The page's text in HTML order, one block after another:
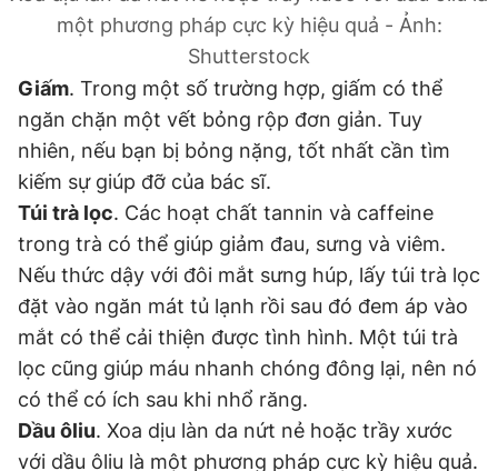
Hotline
0906 645 777
Liên hệ quảng cáo
0908 780 404
Đặt báo Quảng cáo RSS Tòa soạn Chính sách bảo
Tổng biên tập: Nguyễn Ngọc Toàn
Phó tổng biên tập thường trực: Hải Thành
Phó tổng biên tập: Lâm Hiếu Dũng
Phó tổng biên tập: Trần Việt Hưng
Tổng thư ký tòa soạn: Đức Trung
Giấy phép xuất bản số 110/GP - BTTTT cấp ngày 24.3.2020
© 2003-2026 Bản quyền thuộc về Báo Thanh Niên. Cấm sao
chép dưới mọi hình thức nếu không có sự chấp thuận bằng văn
bản. Phát triển bởi ePi Technologies, JSC.
một phương pháp cực kỳ hiệu quả - Ảnh:
Shutterstock
Giấm. Trong một số trường hợp, giấm có thể
ngăn chặn một vết bỏng rộp đơn giản. Tuy
nhiên, nếu bạn bị bỏng nặng, tốt nhất cần tìm
kiếm sự giúp đỡ của bác sĩ.
Túi trà lọc. Các hoạt chất tannin và caffeine
trong trà có thể giúp giảm đau, sưng và viêm.
Nếu thức dậy với đôi mắt sưng húp, lấy túi trà lọc
đặt vào ngăn mát tủ lạnh rồi sau đó đem áp vào
mắt có thể cải thiện được tình hình. Một túi trà
lọc cũng giúp máu nhanh chóng đông lại, nên nó
có thể có ích sau khi nhổ răng.
Dầu ôliu. Xoa dịu làn da nứt nẻ hoặc trầy xước
với dầu ôliu là một phương pháp cực kỳ hiệu quả.